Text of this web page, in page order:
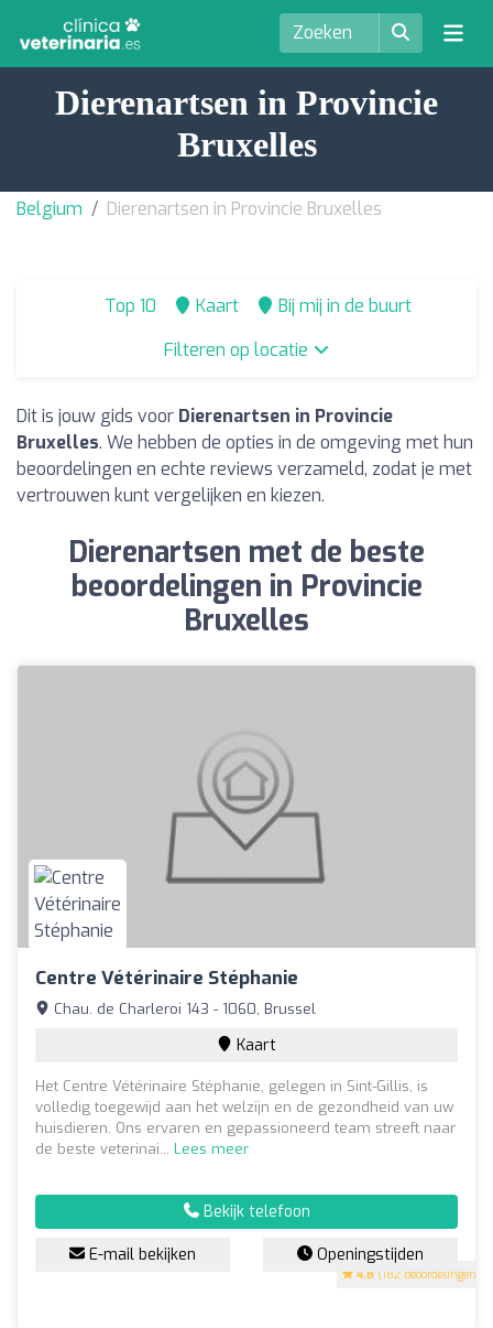
Dierenartsen in Provincie
Bruxelles
Belgium Dierenartsen in Provincie Bruxelles
Top 10 Kaart
Bij mij in de buurt
Filteren op locatie
Dit is jouw gids voor Dierenartsen in Provincie
Bruxelles. We hebben de opties in de omgeving met hun
beoordelingen en echte reviews verzameld, zodat je met
vertrouwen kunt vergelijken en kiezen.
Dierenartsen met de beste
beoordelingen in Provincie
Bruxelles
Centre Vétérinaire Stéphanie
4.8 (182 beoordelingen)
Chau. de Charleroi 143 - 1060, Brussel
Kaart
Het Centre Vétérinaire Stéphanie, gelegen in Sint-Gillis, is
volledig toegewijd aan het welzijn en de gezondheid van uw
huisdieren. Ons ervaren en gepassioneerd team streeft naar
de beste veterinai... Lees meer
Bekijk telefoon
E-mail bekijken Openingstijden